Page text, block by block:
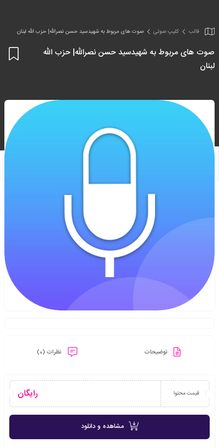
قالب کلیپ صوتی صوت های مربوط به شهیدسید حسن نصرالله| حزب الله لبنان
صوت های مربوط به شهیدسید حسن نصرالله| حزب الله
لبنان
توضیحات نظرات (0)
قیمت محتوا رایگان
مشاهده و دانلود